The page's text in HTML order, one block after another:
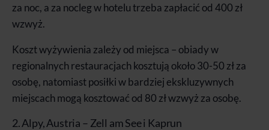
za noc, a za nocleg w hotelu trzeba zapłacić od 400 zł
wzwyż.
Koszt wyżywienia zależy od miejsca – obiady w
regionalnych restauracjach kosztują około 30-50 zł za
osobę, natomiast posiłki w bardziej ekskluzywnych
miejscach mogą kosztować od 80 zł wzwyż za osobę.
2. Alpy, Austria – Zell am See i Kaprun